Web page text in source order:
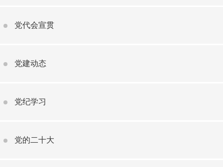
党代会宣贯
党建动态
党纪学习
党的二十大